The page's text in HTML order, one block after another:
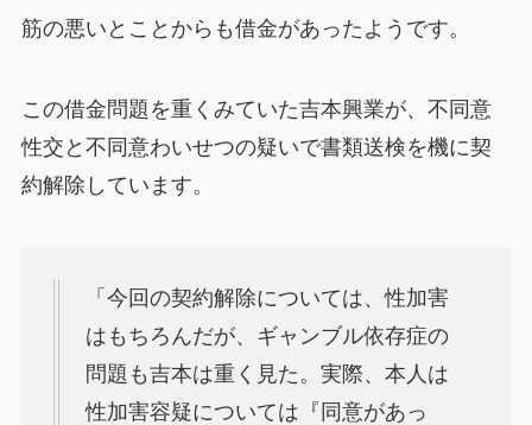
筋の悪いとことからも借金があったようです。
この借金問題を重くみていた吉本興業が、不同意
性交と不同意わいせつの疑いで書類送検を機に契
約解除しています。
「今回の契約解除については、性加害
はもちろんだが、ギャンブル依存症の
問題も吉本は重く見た。実際、本人は
性加害容疑については『同意があっ